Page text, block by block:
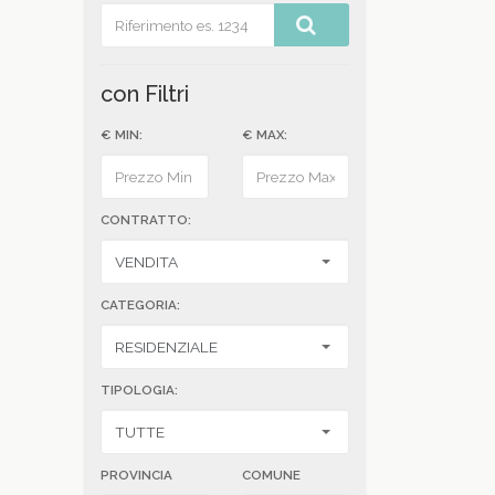
con Filtri
€ MIN: € MAX:
CONTRATTO:
CATEGORIA:
TIPOLOGIA:
PROVINCIA COMUNE